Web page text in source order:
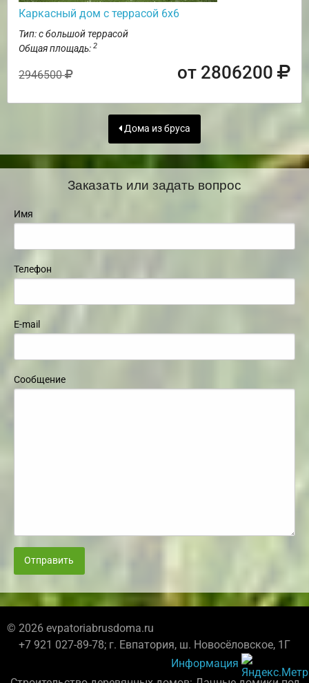
Каркасный дом с террасой 6х6
Тип: с большой террасой
Общая площадь: 2
2946500 от 2806200
Дома из бруса
Заказать или задать вопрос
Имя
Телефон
E-mail
Сообщение
Отправить
© 2026 evpatoriabrusdoma.ru
+7 921 027-89-78; г. Евпатория, ш. Новосёловское, 1Г
Информация